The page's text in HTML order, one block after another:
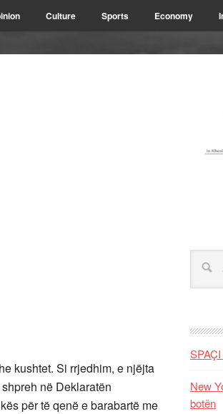
Culture Sports Economy
kushtet. Si rrjedhim, e njëjta
në Deklaratën
për të qenë e barabartë me
New
botën